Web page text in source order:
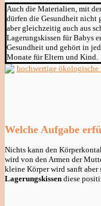
Auch die Materialien, mit
dürfen die Gesundheit nicht
aber gleichzeitig auch aus
Lagerungskissen für Babys
Gesundheit und gehört in
Monate für Eltern und Kind.
Welche Aufgabe
Nichts kann den
wird von den Armen der
kleine Körper wird sanft aber
Lagerungskissen diese